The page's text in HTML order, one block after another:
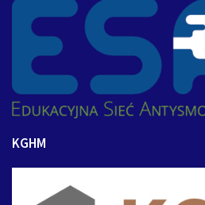
KGHM